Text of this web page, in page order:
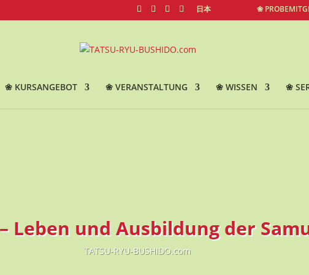
日本 ❀
❀ KURSANGEBOT ❀ VERANSTALTUNG ❀ WISSEN ❀
Leben und Ausbildung der
TATSU-RYU-BUSHIDO.com